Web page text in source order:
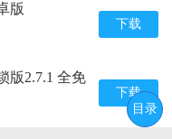
版
下载
版2.7.1 全免
下载
目录